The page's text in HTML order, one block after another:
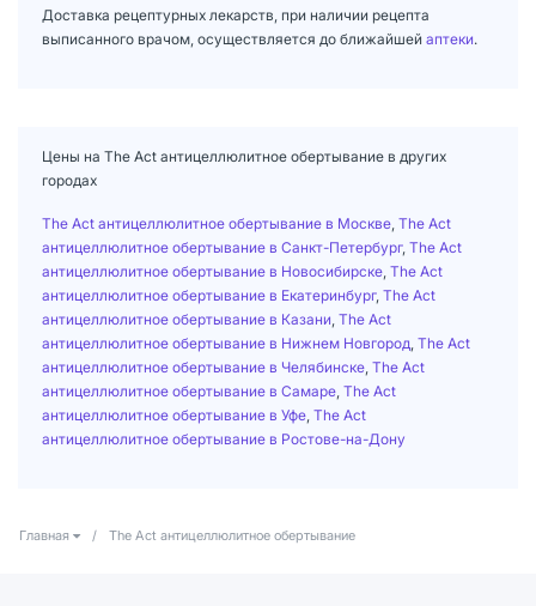
Доставка рецептурных лекарств, при наличии рецепта
выписанного врачом, осуществляется до ближайшей аптеки.
Цены на The Act антицеллюлитное обертывание в других
городах
The Act антицеллюлитное обертывание в Москве The Act
антицеллюлитное обертывание в Санкт-Петербург, The Act
антицеллюлитное обертывание в Новосибирске The Act
антицеллюлитное обертывание в Екатеринбург, The Act
антицеллюлитное обертывание в Казани The Act
антицеллюлитное обертывание в Нижнем Новгород The Act
антицеллюлитное обертывание в Челябинске The Act
антицеллюлитное обертывание в Самаре The Act
антицеллюлитное обертывание в Уфе The Act
антицеллюлитное обертывание в Ростове-на-Дону
Главная / The Act антицеллюлитное обертывание